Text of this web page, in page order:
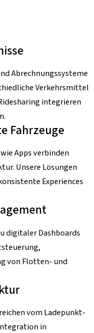
Abrechnungssysteme
Verkehrsmittel
integrieren
Fahrzeuge
Apps verbinden
Unsere Lösungen
Experiences
digitaler Dashboards
von Flotten- und
vom Ladepunkt-
in